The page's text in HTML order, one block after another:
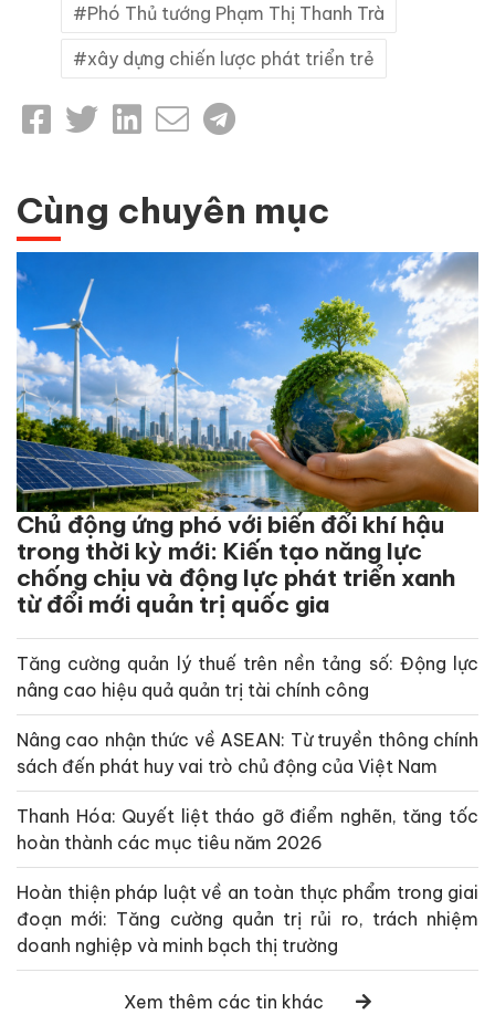
Phó Thủ tướng Phạm Thị Thanh Trà
xây dựng chiến lược phát triển trẻ
Cùng chuyên mục
Chủ động ứng phó với biến đổi khí hậu
trong thời kỳ mới: Kiến tạo năng lực
chống chịu và động lực phát triển xanh
từ đổi mới quản trị quốc gia
Tăng cường quản lý thuế trên nền tảng số: Động lực
nâng cao hiệu quả quản trị tài chính công
Nâng cao nhận thức về ASEAN: Từ truyền thông chính
sách đến phát huy vai trò chủ động của Việt Nam
Thanh Hóa: Quyết liệt tháo gỡ điểm nghẽn, tăng tốc
hoàn thành các mục tiêu năm 2026
Hoàn thiện pháp luật về an toàn thực phẩm trong giai
đoạn mới: Tăng cường quản trị rủi ro, trách nhiệm
doanh nghiệp và minh bạch thị trường
Xem thêm các tin khác